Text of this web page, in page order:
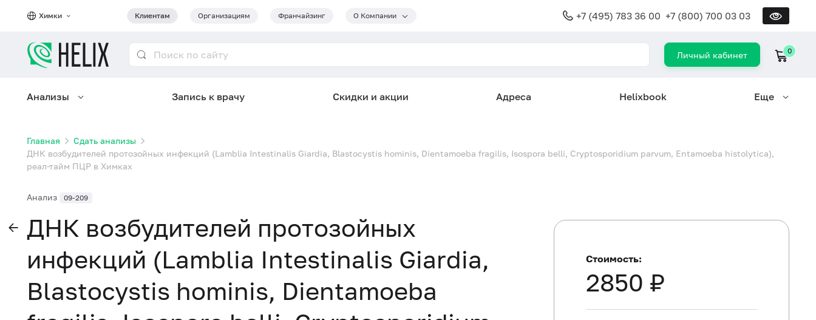
Химки Клиентам Организациям Франчайзинг О Компании +7 (495) 783 36 00 +7 (800) 700 03 03
Личный кабинет 0
Анализы Запись к врачу Скидки и акции Адреса Helixbook Еще
Главная
Сдать анализы
ДНК возбудителей протозойных инфекций (Lamblia Intestinalis Giardia, Blastocystis hominis, Dientamoeba fragilis, Isospora belli, Cryptosporidium parvum, Entamoeba histolytica),
реал-тайм ПЦР в Химках
Анализ 09-209
ДНК возбудителей протозойных
инфекций (Lamblia Intestinalis Giardia,
Blastocystis hominis, Dientamoeba
Стоимость:
2850 ₽